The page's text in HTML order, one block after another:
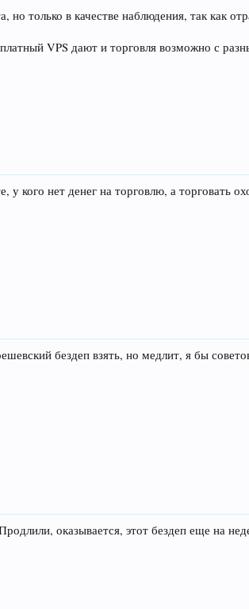
только в качестве наблюдения, так как
VPS дают и торговля возможно с
кого нет денег на торговлю, а торговать
бездеп взять, но медлит, я бы
оказывается, этот бездеп еще на